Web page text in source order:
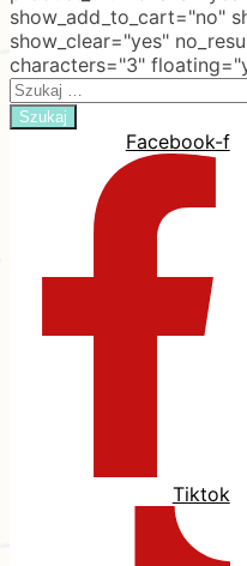
show_add_to_cart="no"
show_clear="yes"
characters="3"
Search
for:
Facebook-f
Tiktok